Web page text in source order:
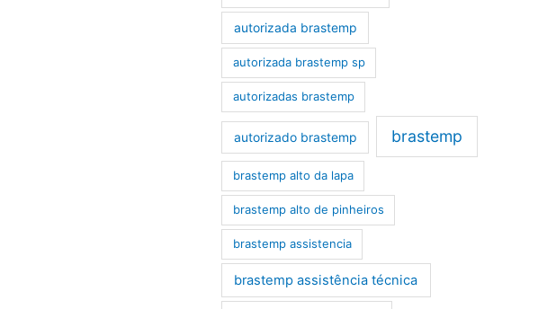
autorizada brastemp
autorizada brastemp sp
autorizadas brastemp
autorizado brastemp brastemp
brastemp alto da lapa
brastemp alto de pinheiros
brastemp assistencia
brastemp assistência técnica